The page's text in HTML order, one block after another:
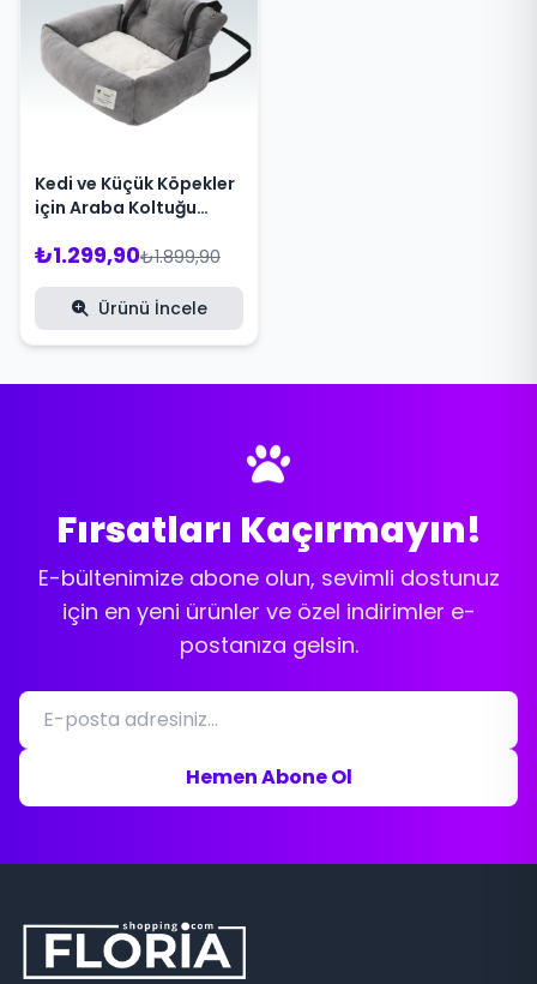
Kedi ve Küçük Köpekler
için Araba Koltuğu
₺1.299,90₺1.899,90
Ürünü İncele
Fırsatları Kaçırmayın!
E-bültenimize abone olun, sevimli dostunuz
için en yeni ürünler ve özel indirimler e-
postanıza gelsin.
Hemen Abone Ol